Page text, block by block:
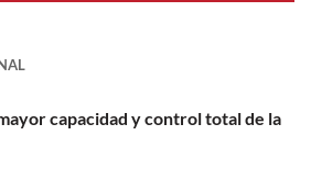
capacidad y control total de la